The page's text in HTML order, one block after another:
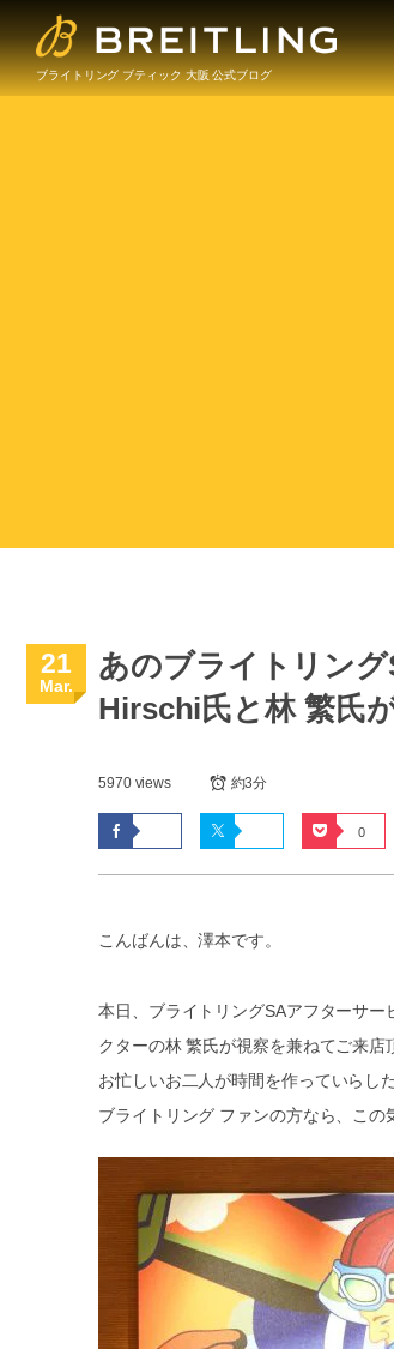
ブライトリング ブティック 大阪 公式ブログ
21
Mar.
あのブライトリン
Hirschi氏と林 繁氏
5970 views 約3分
0
こんばんは、澤本です。
本日、ブライトリングSAアフターサ
クターの林 繁氏が視察を兼ねてご来店
お忙しいお二人が時間を作っていらし
ブライトリング ファンの方なら、この